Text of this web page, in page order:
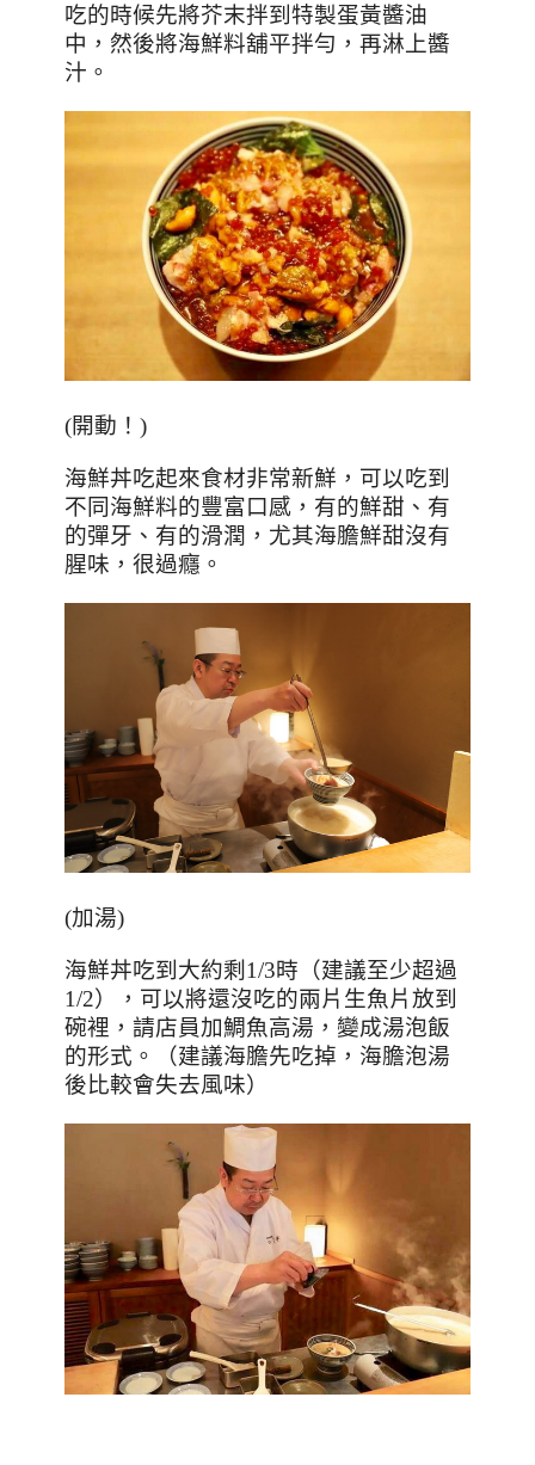
吃的時候先將芥末拌到特製蛋黃醬油
中，然後將海鮮料舖平拌勻，再淋上醬
汁。
(開動！ )
海鮮丼吃起來食材非常新鮮，可以吃到
不同海鮮料的豐富口感，有的鮮甜、有
的彈牙、有的滑潤，尤其海膽鮮甜沒有
腥味，很過癮。
(加湯)
海鮮丼吃到大約剩 1/3時（建議至少超過
1/2），可以將還沒吃的兩片生魚片放到
碗裡，請店員加鯛魚高湯，變成湯泡飯
的形式。（建議海膽先吃掉，海膽泡湯
後比較會失去風味）